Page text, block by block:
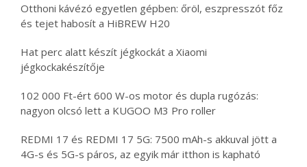
Otthoni kávézó egyetlen gépben: őröl, eszpresszót főz
és tejet habosít a HiBREW H20
Hat perc alatt készít jégkockát a Xiaomi
jégkockakészítője
102 000 Ft-ért 600 W-os motor és dupla rugózás:
nagyon olcsó lett a KUGOO M3 Pro roller
REDMI 17 és REDMI 17 5G: 7500 mAh-s akkuval jött a
4G-s és 5G-s páros, az egyik már itthon is kapható